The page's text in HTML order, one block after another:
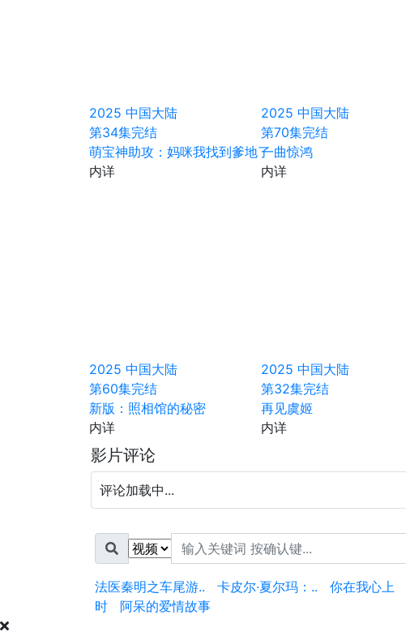
2025 中国大陆
第34集完结
萌宝神助攻：妈咪我找到爹地了
内详
2025 中国大陆
第70集完结
一曲惊鸿
内详
2025 中国大陆
第60集完结
新版：照相馆的秘密
内详
2025 中国大陆
第32集完结
再见虞姬
内详
影片评论
评论加载中...
法医秦明之车尾游.. 卡皮尔·夏尔玛：.. 你在我心上
时
阿呆的爱情故事